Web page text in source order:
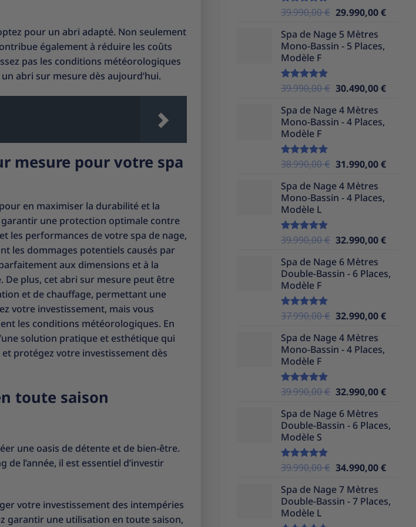
pour un abri adapté. Non seulement
également à réduire les coûts
pas les conditions météorologiques
abri sur mesure dès aujourd’hui.
mesure pour votre spa
en maximiser la durabilité et la
une protection optimale contre
les performances de votre spa de nage,
les dommages potentiels causés par
aux dimensions et à la
plus, cet abri sur mesure peut être
et de chauffage, permettant une
votre investissement, mais vous
les conditions météorologiques. En
solution pratique et esthétique qui
protégez votre investissement dès
toute saison
une oasis de détente et de bien-être.
l’année, il est essentiel d’investir
votre investissement des intempéries
garantir une utilisation en toute saison,
Note5.00
39.990,00€ Le
initial
était :
29.990,00€Le
Spa de Nage 5 Mètres
Mono-Bassin - 5 Places,
Modèle F
Note5.00
39.990,00€ Le
initial
était :
30.490,00€Le
Spa de Nage 4 Mètres
Mono-Bassin - 4 Places,
Modèle F
Note5.00
38.990,00€ Le
initial
était :
31.990,00€Le
Spa de Nage 4 Mètres
Mono-Bassin - 4 Places,
Modèle L
Note5.00
39.990,00€ Le
initial
était :
32.990,00€Le
est :
Spa de Nage 6 Mètres
Double-Bassin - 6 Places,
Modèle F
Note5.00
37.990,00€ Le
initial
était :
32.990,00€Le
Spa de Nage 4 Mètres
Mono-Bassin - 4 Places,
Modèle F
Note5.00
39.990,00€ Le
initial
était :
32.990,00€Le
est :
Spa de Nage 6 Mètres
Double-Bassin - 6 Places,
Modèle S
Note5.00
39.990,00€ Le
initial
était :
34.990,00€Le
est :
Spa de Nage 7 Mètres
Double-Bassin - 7 Places,
Modèle L